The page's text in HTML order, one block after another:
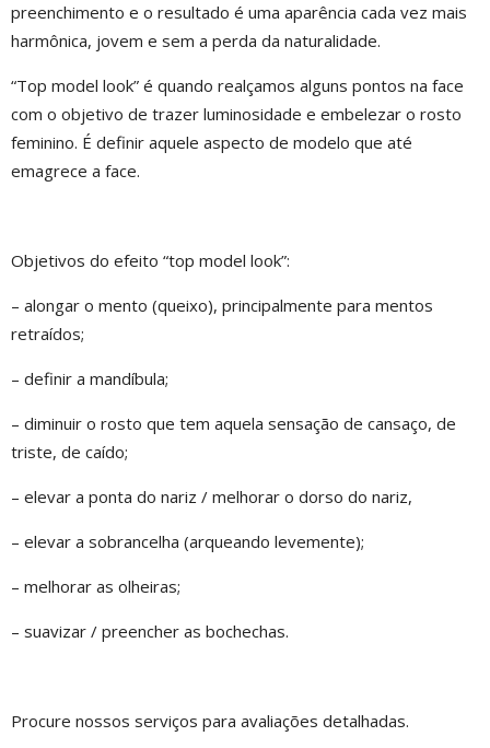
preenchimento e o resultado é uma aparência cada vez mais
harmônica, jovem e sem a perda da naturalidade.
“Top model look” é quando realçamos alguns pontos na face
com o objetivo de trazer luminosidade e embelezar o rosto
feminino. É definir aquele aspecto de modelo que até
emagrece a face.
Objetivos do efeito “top model look”:
– alongar o mento (queixo), principalmente para mentos
retraídos;
– definir a mandíbula;
– diminuir o rosto que tem aquela sensação de cansaço, de
triste, de caído;
– elevar a ponta do nariz / melhorar o dorso do nariz,
– elevar a sobrancelha (arqueando levemente);
– melhorar as olheiras;
– suavizar / preencher as bochechas.
Procure nossos serviços para avaliações detalhadas.